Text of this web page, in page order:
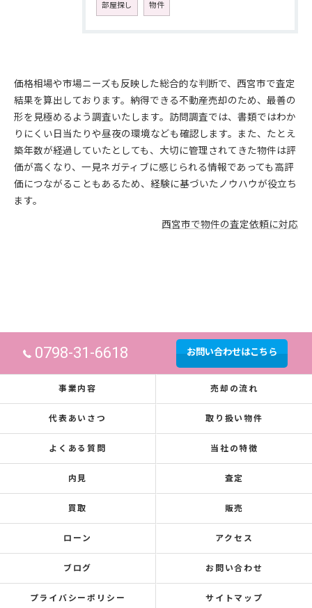
部屋探し 物件
価格相場や市場ニーズも反映した総合的な判断で、西宮市で査定
結果を算出しております。納得できる不動産売却のため、最善の
形を見極めるよう調査いたします。訪問調査では、書類ではわか
りにくい日当たりや昼夜の環境なども確認します。また、たとえ
築年数が経過していたとしても、大切に管理されてきた物件は評
価が高くなり、一見ネガティブに感じられる情報であっても高評
価につながることもあるため、経験に基づいたノウハウが役立ち
ます。
西宮市で物件の査定依頼に対応
0798-31-6618 お問い合わせはこちら
事業内容 売却の流れ
代表あいさつ 取り扱い物件
よくある質問 当社の特徴
内見 査定
買取 販売
ローン アクセス
ブログ お問い合わせ
プライバシーポリシー サイトマップ